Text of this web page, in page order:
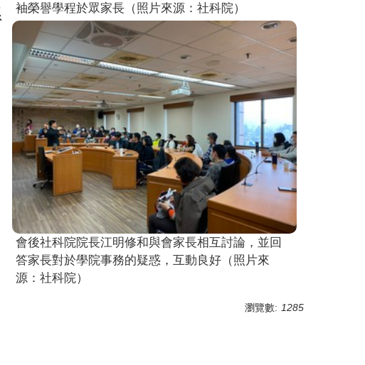
袖榮譽學程於眾家長（照片來源：社科院）
會後社科院院長江明修和與會家長相互討論，並回
答家長對於學院事務的疑惑，互動良好（照片來
源：社科院）
瀏覽數: 1285